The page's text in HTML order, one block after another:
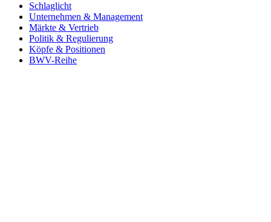
Schlaglicht
Unternehmen & Management
Märkte & Vertrieb
Politik & Regulierung
Köpfe & Positionen
BWV-Reihe